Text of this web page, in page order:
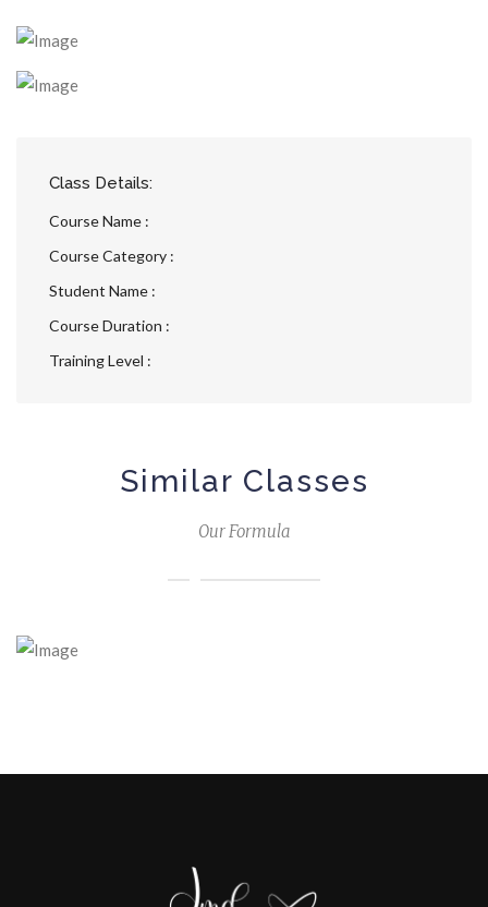
Class Details:
Course Name :
Course Category :
Student Name :
Course Duration :
Training Level :
Similar Classes
Our Formula